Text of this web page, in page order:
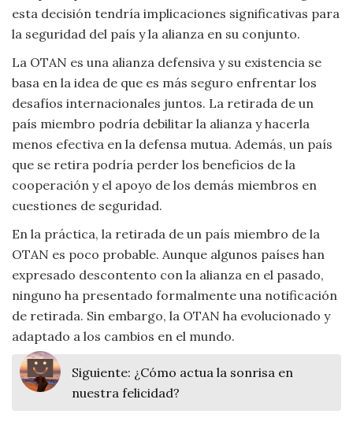
esta decisión tendría implicaciones significativas para
la seguridad del país y la alianza en su conjunto.
La OTAN es una alianza defensiva y su existencia se
basa en la idea de que es más seguro enfrentar los
desafíos internacionales juntos. La retirada de un
país miembro podría debilitar la alianza y hacerla
menos efectiva en la defensa mutua. Además, un país
que se retira podría perder los beneficios de la
cooperación y el apoyo de los demás miembros en
cuestiones de seguridad.
En la práctica, la retirada de un país miembro de la
OTAN es poco probable. Aunque algunos países han
expresado descontento con la alianza en el pasado,
ninguno ha presentado formalmente una notificación
de retirada. Sin embargo, la OTAN ha evolucionado y
adaptado a los cambios en el mundo.
Siguiente: ¿Cómo actua la sonrisa en
nuestra felicidad?